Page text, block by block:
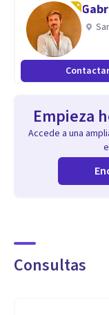
Contactar
Empieza
Accede a una
Consultas